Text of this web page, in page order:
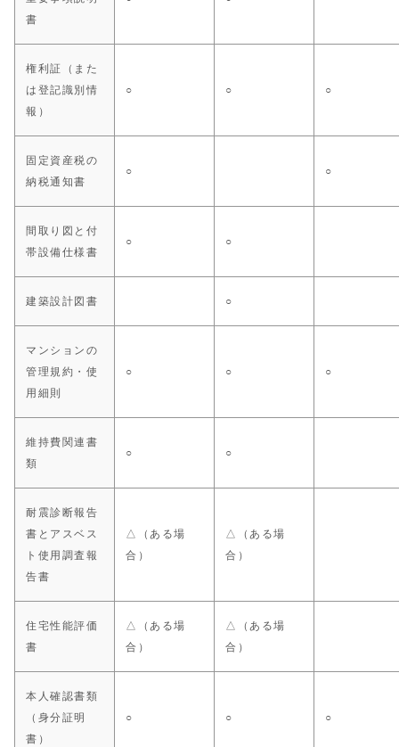
書
権利証（また
は登記識別情
報）
○ ○ ○
固定資産税の
納税通知書
○ ○
間取り図と付
帯設備仕様書
○ ○
建築設計図書 ○
マンションの
管理規約・使
用細則
○ ○ ○
維持費関連書
類
○ ○
耐震診断報告
書とアスベス
ト使用調査報
告書
△（ある場
合）
△（ある場
合）
住宅性能評価
書
△（ある場
合）
△（ある場
合）
本人確認書類
（身分証明
書）
○ ○ ○